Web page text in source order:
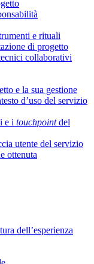
e rituali
di progetto
collaborativi
e la sua gestione
d’uso del servizio
e i touchpointdel
utente del servizio
ottenuta
dell’esperienza